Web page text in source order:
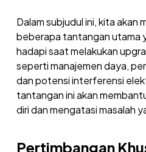
Dalam subjudul ini, kita akan
beberapa tantangan utama
hadapi saat melakukan
seperti manajemen daya,
dan potensi interferensi
tantangan ini akan
diri dan mengatasi masalah
Pertimbangan